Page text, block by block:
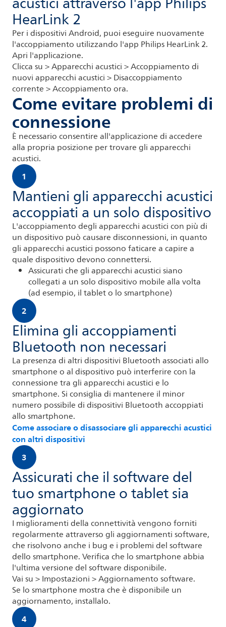
HearLink 2
Per i dispositivi Android, puoi eseguire nuovamente
l'accoppiamento utilizzando l'app Philips HearLink 2.
Apri l'applicazione.
Clicca su > Apparecchi acustici > Accoppiamento di
nuovi apparecchi acustici > Disaccoppiamento
corrente > Accoppiamento ora.
Come evitare problemi di
connessione
È necessario consentire all'applicazione di accedere
alla propria posizione per trovare gli apparecchi
acustici.
1
Mantieni gli apparecchi acustici
accoppiati a un solo dispositivo
L'accoppiamento degli apparecchi acustici con più di
un dispositivo può causare disconnessioni, in quanto
gli apparecchi acustici possono faticare a capire a
quale dispositivo devono connettersi.
Assicurati che gli apparecchi acustici siano
collegati a un solo dispositivo mobile alla volta
(ad esempio, il tablet o lo smartphone)
2
Elimina gli accoppiamenti
Bluetooth non necessari
La presenza di altri dispositivi Bluetooth associati allo
smartphone o al dispositivo può interferire con la
connessione tra gli apparecchi acustici e lo
smartphone. Si consiglia di mantenere il minor
numero possibile di dispositivi Bluetooth accoppiati
allo smartphone.
Come associare o disassociare gli apparecchi acustici
con altri dispositivi
3
Assicurati che il software del
tuo smartphone o tablet sia
aggiornato
I miglioramenti della connettività vengono forniti
regolarmente attraverso gli aggiornamenti software,
che risolvono anche i bug e i problemi del software
dello smartphone. Verifica che lo smartphone abbia
l'ultima versione del software disponibile.
Vai su > Impostazioni > Aggiornamento software.
Se lo smartphone mostra che è disponibile un
aggiornamento, installalo.
4